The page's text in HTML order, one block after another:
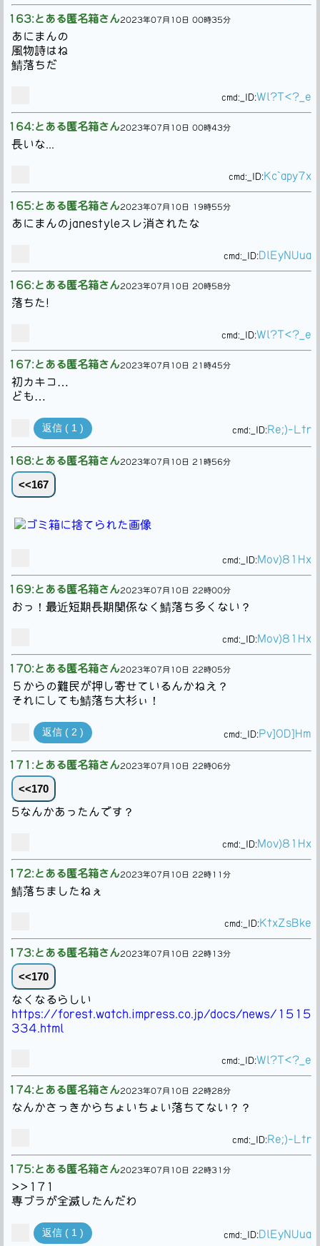
163:とある匿名箱さん2023年07月10日 00時35分
あにまんの
風物詩はね
鯖落ちだ
cmd: _ID:Wl?T<?_e
164:とある匿名箱さん2023年07月10日 00時43分
長いな...
cmd: _ID:Kc`apy7x
165:とある匿名箱さん2023年07月10日 19時55分
あにまんのjanestyleスレ消されたな
cmd: _ID:DlEyNUua
166:とある匿名箱さん2023年07月10日 20時58分
落ちた!
cmd: _ID:Wl?T<?_e
167:とある匿名箱さん2023年07月10日 21時45分
初カキコ…
ども…
返信 ( 1 ) cmd: _ID:Re;)-Ltr
168:とある匿名箱さん2023年07月10日 21時56分
<<167
cmd: _ID:Mov)81Hx
169:とある匿名箱さん2023年07月10日 22時00分
おっ！最近短期長期関係なく鯖落ち多くない？
cmd: _ID:Mov)81Hx
170:とある匿名箱さん2023年07月10日 22時05分
５からの難民が押し寄せているんかねえ？
それにしても鯖落ち大杉ぃ！
返信 ( 2 ) cmd: _ID:Pv]0D]Hm
171:とある匿名箱さん2023年07月10日 22時06分
<<170
5なんかあったんです？
cmd: _ID:Mov)81Hx
172:とある匿名箱さん2023年07月10日 22時11分
鯖落ちましたねぇ
cmd: _ID:KtxZsBke
173:とある匿名箱さん2023年07月10日 22時13分
<<170
なくなるらしい
https://forest.watch.impress.co.jp/docs/news/1515
334.html
cmd: _ID:Wl?T<?_e
174:とある匿名箱さん2023年07月10日 22時28分
なんかさっきからちょいちょい落ちてない？？
cmd: _ID:Re;)-Ltr
175:とある匿名箱さん2023年07月10日 22時31分
>>171
専ブラが全滅したんだわ
返信 ( 1 ) cmd: _ID:DlEyNUua